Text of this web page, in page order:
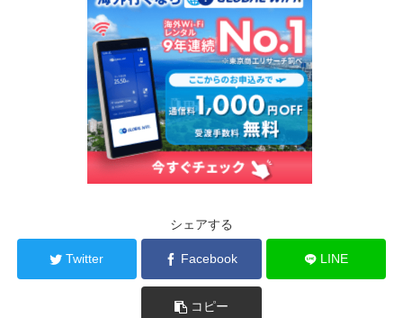
シェアする
Twitter Facebook LINE
コピー